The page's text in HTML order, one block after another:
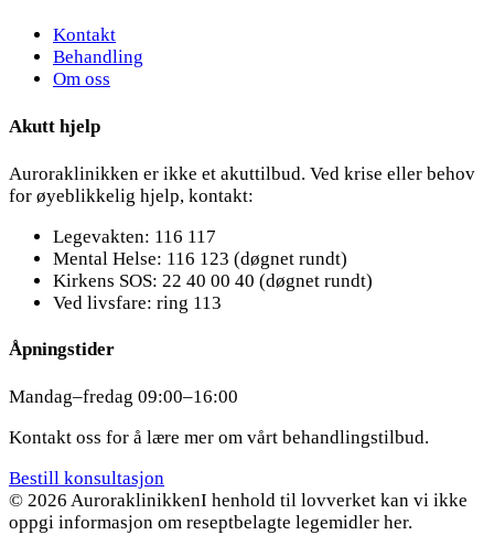
Kontakt
Behandling
Om oss
Akutt hjelp
Auroraklinikken er ikke et akuttilbud. Ved krise eller behov
for øyeblikkelig hjelp, kontakt:
Legevakten: 116 117
Mental Helse: 116 123 (døgnet rundt)
Kirkens SOS: 22 40 00 40 (døgnet rundt)
Ved livsfare: ring 113
Åpningstider
Mandag–fredag 09:00–16:00
Kontakt oss for å lære mer om vårt behandlingstilbud.
Bestill konsultasjon
© 2026 AuroraklinikkenI henhold til lovverket kan vi ikke
oppgi informasjon om reseptbelagte legemidler her.